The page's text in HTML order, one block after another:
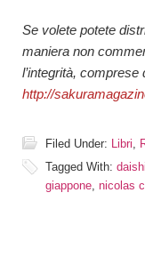
Se volete potete
maniera non
l’integrità,
http://
Filed Under: Libri,
Tagged With:
giappone, nicolas